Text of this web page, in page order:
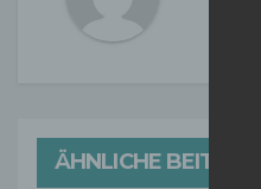
ÄHNLICHE BEITRÄGE